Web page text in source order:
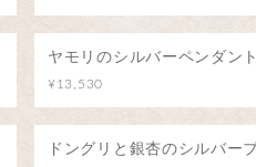
ヤモリのシルバーペンダント
¥13,530